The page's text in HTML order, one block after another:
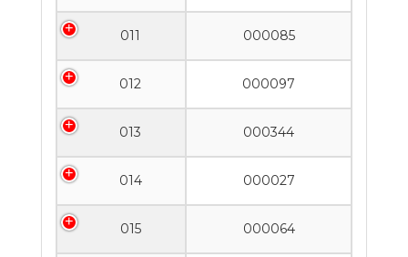
011 000085
012 000097
013 000344
014 000027
015 000064